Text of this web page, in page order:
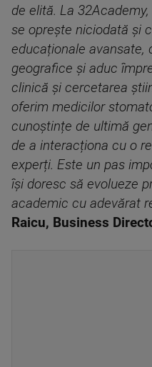
de elită. La
se oprește niciodată și
educaționale avansate,
geografice și aduc
clinică și cercetarea
oferim medicilor
cunoștințe de ultimă
de a interacționa cu o
experți. Este un pas
își doresc să evolueze
academic cu adevărat
Raicu, Business